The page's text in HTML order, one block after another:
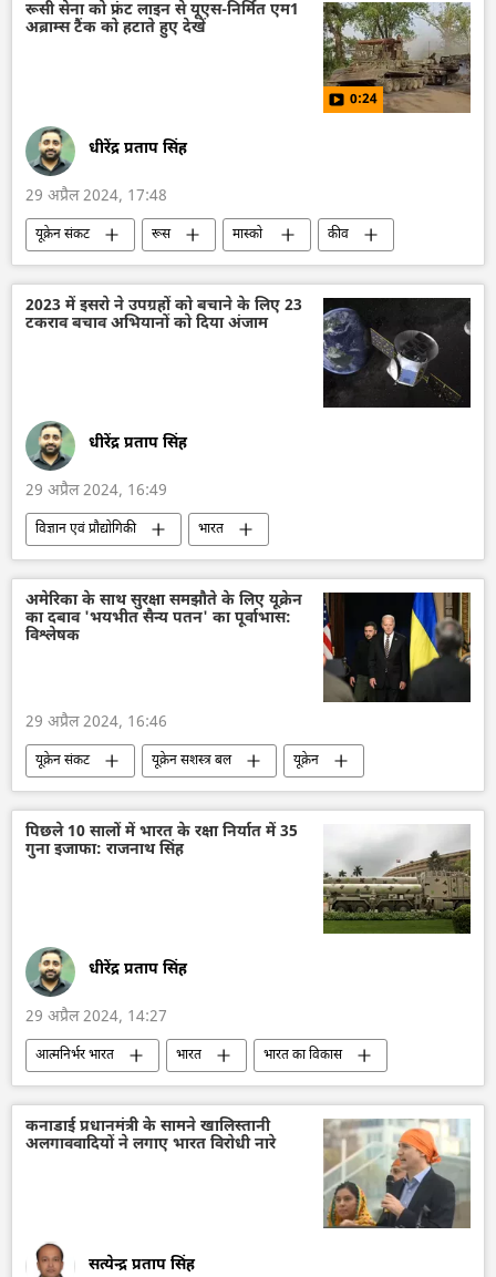
भारत का विदेश मंत्रालय (MEA)
एस. जयशंकर
वैश्विक आर्थिक स्थिरता
रूसी सेना को फ्रंट लाइन से यूएस-निर्मित एम1
अब्राम्स टैंक को हटाते हुए देखें
0:24
धीरेंद्र प्रताप सिंह
29 अप्रैल 2024, 17:48
यूक्रेन संकट रूस मास्को
कीव
यूक्रेन सशस्त्र बल
यूक्रेन का जवाबी हमला
यूक्रेन की सुरक्षा सेवा (SBU)
यूक्रेन
अब्राम्स
सीमा विवाद
विशेष सैन्य अभियान
अमेरिका
रक्षा मंत्रालय (MoD)
2023 में इसरो ने उपग्रहों को बचाने के लिए 23
टकराव बचाव अभियानों को दिया अंजाम
धीरेंद्र प्रताप सिंह
29 अप्रैल 2024, 16:49
विज्ञान एवं प्रौद्योगिकी
भारत
भारत का विकास
भारत सरकार
इसरो
आत्मनिर्भर भारत
अंतरिक्ष
अंतरिक्ष उद्योग
अंतरिक्ष अनुसंधान
तकनीकी विकास
रॉकेट प्रक्षेपण
अमेरिका के साथ सुरक्षा समझौते के लिए यूक्रेन
का दबाव 'भयभीत सैन्य पतन' का पूर्वाभास:
विश्लेषक
29 अप्रैल 2024, 16:46
यूक्रेन संकट यूक्रेन सशस्त्र बल
यूक्रेन
अमेरिका
नाटो
सैन्य तकनीकी सहयोग
सैन्य तकनीक
सैन्य प्रौद्योगिकी
सैन्य सहायता
विशेष सैन्य अभियान
वाशिंगटन डीसी
पिछले 10 सालों में भारत के रक्षा निर्यात में 35
गुना इजाफा: राजनाथ सिंह
धीरेंद्र प्रताप सिंह
29 अप्रैल 2024, 14:27
आत्मनिर्भर भारत भारत
भारत का विकास
भारत सरकार
रक्षा उत्पादों का निर्यात
निर्यात
ब्रह्मोस
रूस डिफेंस
चुनाव
2024 चुनाव
कनाडाई प्रधानमंत्री के सामने खालिस्तानी
अलगाववादियों ने लगाए भारत विरोधी नारे
सत्येन्द्र प्रताप सिंह